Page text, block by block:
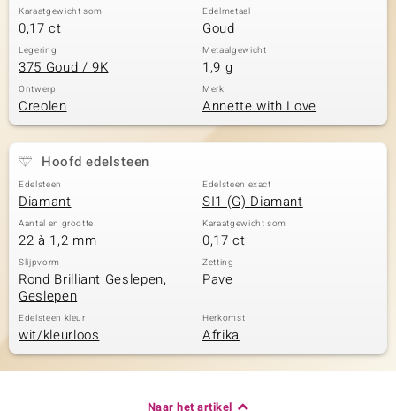
Karaatgewicht som
0,17 ct
Edelmetaal
Goud
Legering
375 Goud / 9K
Metaalgewicht
1,9 g
Ontwerp
Creolen
Merk
Annette with Love
Hoofd edelsteen
Edelsteen
Diamant
Edelsteen exact
SI1 (G) Diamant
Aantal en grootte
22 à 1,2 mm
Karaatgewicht som
0,17 ct
Slijpvorm
Rond Brilliant Geslepen,
Geslepen
Zetting
Pave
Edelsteen kleur
wit/kleurloos
Herkomst
Afrika
Naar het artikel